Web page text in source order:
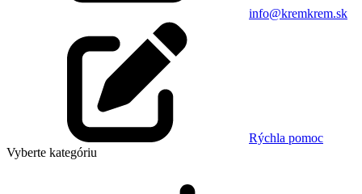
info@kremkrem.sk
Rýchla pomoc
Vyberte kategóriu